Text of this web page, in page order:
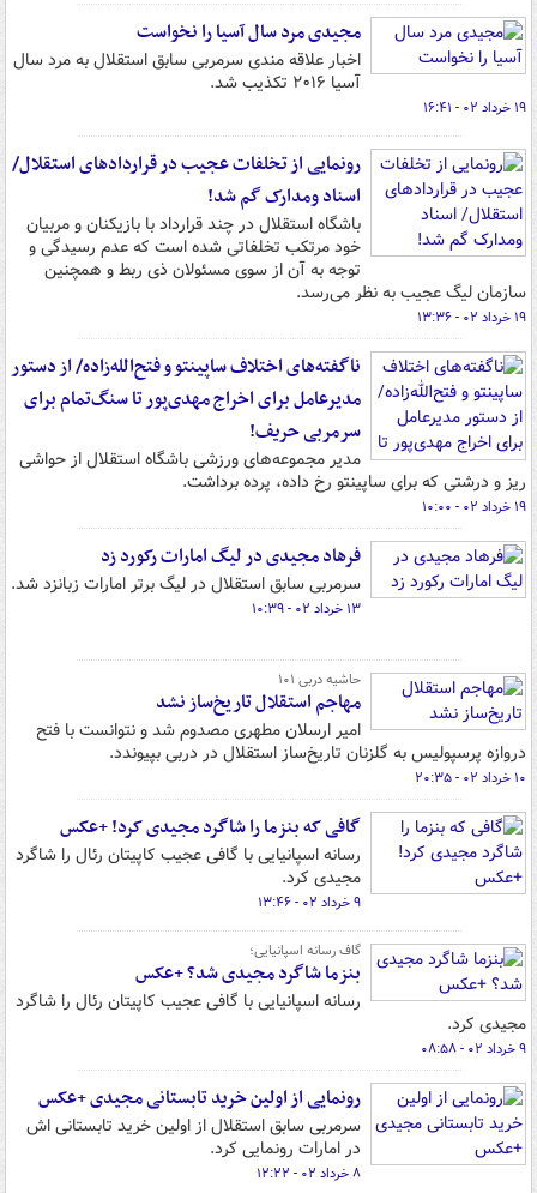
مجیدی مرد سال آسیا را نخواست
اخبار علاقه مندی سرمربی سابق استقلال به مرد سال
آسیا ۲۰۱۶ تکذیب شد.
۱۹ خرداد ۰۲ - ۱۶:۴۱
رونمایی از تخلفات عجیب در قراردادهای استقلال/
اسناد ومدارک گم شد!
باشگاه استقلال در چند قرارداد با بازیکنان و مربیان
خود مرتکب تخلفاتی شده است که عدم رسیدگی و
توجه به آن از سوی مسئولان ذی ربط و همچنین
سازمان لیگ عجیب به نظر می‌رسد.
۱۹ خرداد ۰۲ - ۱۳:۳۶
ناگفته‌های اختلاف ساپینتو و فتح‌الله‌زاده/ از دستور
مدیرعامل برای اخراج مهدی‌پور تا سنگ‌تمام برای
سرمربی حریف!
مدیر مجموعه‌های ورزشی باشگاه استقلال از حواشی
ریز و درشتی که برای ساپینتو رخ داده، پرده برداشت.
۱۹ خرداد ۰۲ - ۱۰:۰۰
فرهاد مجیدی در لیگ امارات رکورد زد
سرمربی سابق استقلال در لیگ برتر امارات زبانزد شد.
۱۳ خرداد ۰۲ - ۱۰:۳۹
حاشیه دربی ۱۰۱
مهاجم استقلال تاریخ‌ساز نشد
امیر ارسلان مطهری مصدوم شد و نتوانست با فتح
دروازه پرسپولیس به گلزنان تاریخ‌ساز استقلال در دربی بپیوندد.
۱۰ خرداد ۰۲ - ۲۰:۳۵
گافی که بنزما را شاگرد مجیدی کرد! +عکس
رسانه اسپانیایی با گافی عجیب کاپیتان رئال را شاگرد
مجیدی کرد.
۹ خرداد ۰۲ - ۱۳:۴۶
گاف رسانه اسپانیایی؛
بنزما شاگرد مجیدی شد؟ +عکس
رسانه اسپانیایی با گافی عجیب کاپیتان رئال را شاگرد
مجیدی کرد.
۹ خرداد ۰۲ - ۰۸:۵۸
رونمایی از اولین خرید تابستانی مجیدی +عکس
سرمربی سابق استقلال از اولین خرید تابستانی اش
در امارات رونمایی کرد.
۸ خرداد ۰۲ - ۱۲:۲۲